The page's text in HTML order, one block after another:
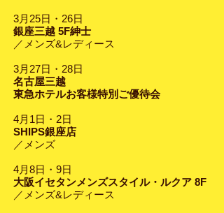
3月25日・26日
銀座三越 5F紳士
／メンズ&レディース
3月27日・28日
名古屋三越
東急ホテルお客様特別ご優待会
4月1日・2日
SHIPS銀座店
／メンズ
4月8日・9日
大阪イセタンメンズスタイル・ルクア 8F
／メンズ&レディース